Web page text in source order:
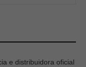
e distribuidora oficial